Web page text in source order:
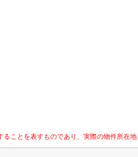
ことを表すものであり、実際の物件所在地